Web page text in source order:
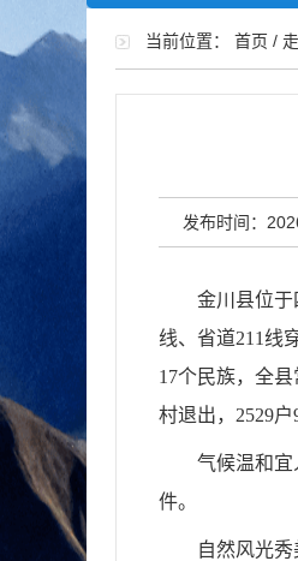
当前位置： 首页 /
发布时间：
金川县位于
线、 省道211线
17个民族，全县
村退出， 2529户
气候温和宜
件。
自然风光秀